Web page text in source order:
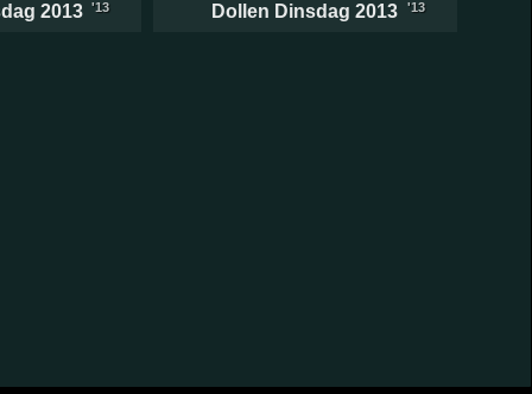
2013
'13
Dollen Dinsdag 2013
'13